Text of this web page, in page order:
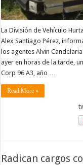
La División de Vehículo
Alex Santiago Pérez,
los agentes Alvin
ayer en horas de la tarde,
Corp 96 A3, año …
Read More »
Radican cargos